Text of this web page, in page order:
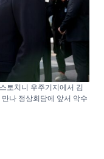
토치니 우주기지에서 김
나 정상회담에 앞서 악수